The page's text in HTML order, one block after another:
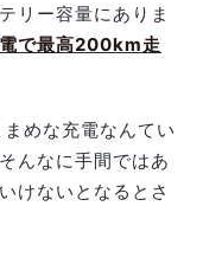
リー容量にありま
で最高200km走
めな充電なんてい
んなに手間ではあ
けないとなるとさ